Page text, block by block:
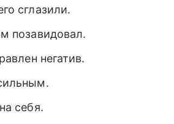
сглазили.
позавидовал.
негатив.
себя.